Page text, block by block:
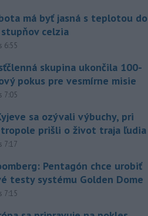
má byť jasná s teplotou do
celzia
6:55
skupina ukončila 100-
pokus pre vesmírne misie
7:05
sa ozývali výbuchy, pri
prišli o život traja ľudia
7:17
Pentagón chce urobiť
testy systému Golden Dome
7:15